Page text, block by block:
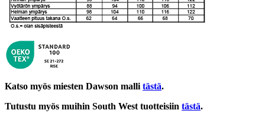
Katso myös miesten Dawson malli tästä.
Tutustu myös muihin South West tuotteisiin tästä.